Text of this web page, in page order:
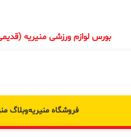
بورس لوازم ورزشی منیریه
فروشگاه منیریهوبلاگ